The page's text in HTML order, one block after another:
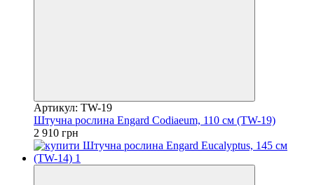
Артикул: TW-19
Штучна рослина Engard Codiaeum, 110 см (TW-19)
2 910 грн